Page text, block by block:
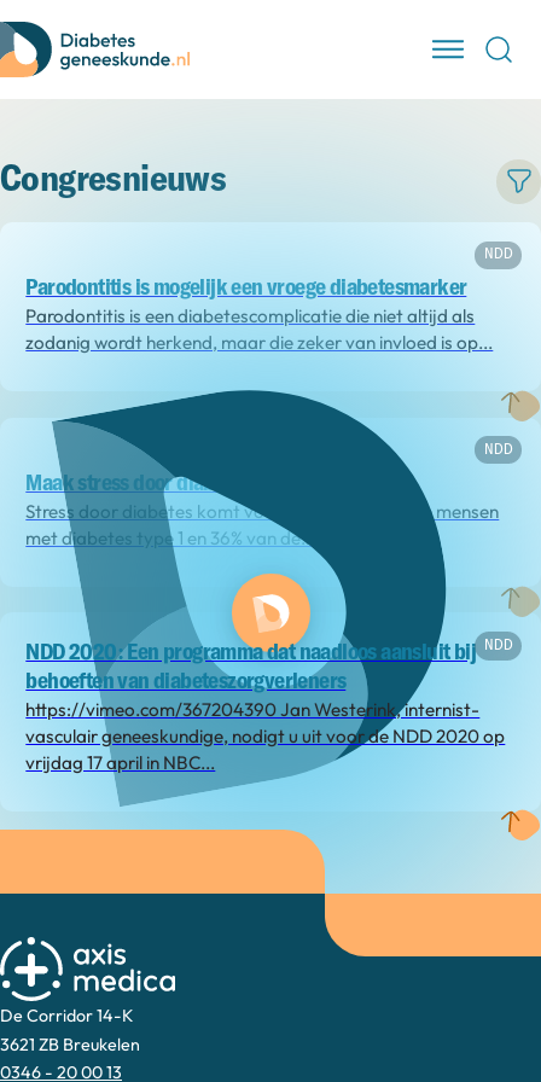
Congresnieuws
NDD
Parodontitis is mogelijk een vroege diabetesmarker
Parodontitis is een diabetescomplicatie die niet altijd als
zodanig wordt herkend, maar die zeker van invloed is op...
NDD
Maak stress door diabetes bespreekbaar
Stress door diabetes komt voor bij 20-40% van de mensen
met diabetes type 1 en 36% van de...
NDD
NDD 2020: Een programma dat naadloos aansluit bij
behoeften van diabeteszorgverleners
https://vimeo.com/367204390 Jan Westerink, internist-
vasculair geneeskundige, nodigt u uit voor de NDD 2020 op
vrijdag 17 april in NBC...
De Corridor 14-K
3621 ZB Breukelen
0346 - 20 00 13